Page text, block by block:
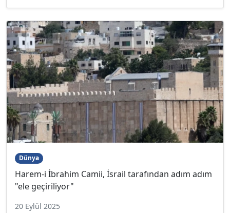
Dünya
Harem-i İbrahim Camii, İsrail tarafından adım adım
"ele geçiriliyor"
20 Eylül 2025